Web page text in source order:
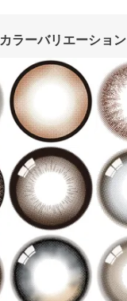
カラーバリエーション